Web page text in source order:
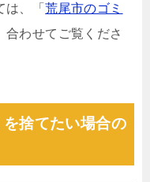
は、「荒尾市のゴミ
合わせてご覧くださ
捨てたい場合の